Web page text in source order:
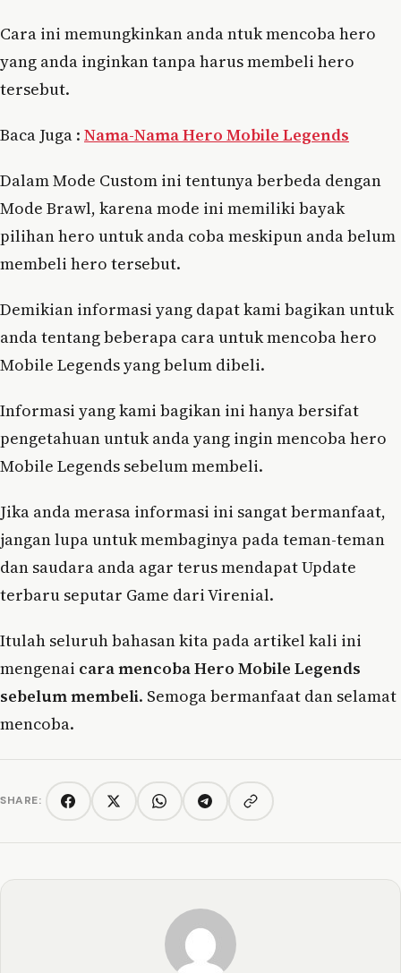
Cara ini memungkinkan anda ntuk mencoba hero
yang anda inginkan tanpa harus membeli hero
tersebut.
Baca Juga : Nama-Nama Hero Mobile Legends
Dalam Mode Custom ini tentunya berbeda dengan
Mode Brawl, karena mode ini memiliki bayak
pilihan hero untuk anda coba meskipun anda belum
membeli hero tersebut.
Demikian informasi yang dapat kami bagikan untuk
anda tentang beberapa cara untuk mencoba hero
Mobile Legends yang belum dibeli.
Informasi yang kami bagikan ini hanya bersifat
pengetahuan untuk anda yang ingin mencoba hero
Mobile Legends sebelum membeli.
Jika anda merasa informasi ini sangat bermanfaat,
jangan lupa untuk membaginya pada teman-teman
dan saudara anda agar terus mendapat Update
terbaru seputar Game dari Virenial.
Itulah seluruh bahasan kita pada artikel kali ini
mengenai cara mencoba Hero Mobile Legends
sebelum membeli. Semoga bermanfaat dan selamat
mencoba.
SHARE: FacebookTwitter/XWhatsAppTelegramCopy link